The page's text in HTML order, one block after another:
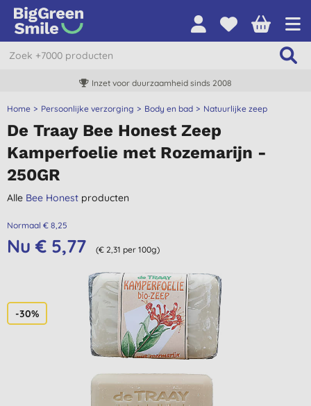
Inzet voor duurzaamheid sinds 2008
Home Persoonlijke verzorging Body en bad Natuurlijke zeep
De Traay Bee Honest Zeep
Kamperfoelie met Rozemarijn -
250GR
Alle Bee Honest producten
Normaal € 8,25
Nu € 5,77 (€ 2,31 per 100g)
-30%